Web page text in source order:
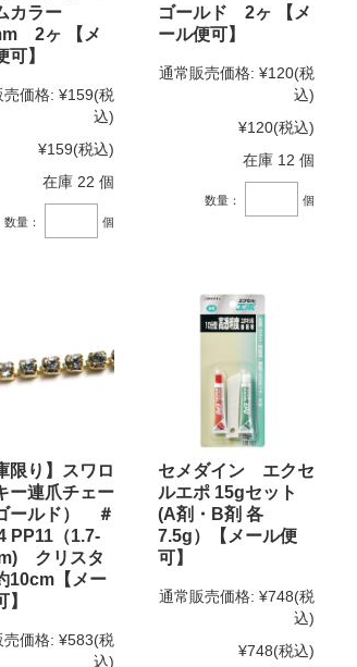
カラー
2ヶ 【メ
可】
売価格: ¥159(税
込)
¥159(税込)
在庫 22 個
数量： 個
ゴールド 2ヶ 【メ
ール便可】
通常販売価格: ¥120(税
込)
¥120(税込)
在庫 12 個
数量： 個
限り】スワロ
ー連爪チェー
ールド） ＃
PP11（1.7-
クリスタ
【メー
】
売価格: ¥583(税
込)
セメダイン エクセ
ルエポ 15gセット
(A剤・B剤 各
7.5g）【メール便
可】
通常販売価格: ¥748(税
込)
¥748(税込)